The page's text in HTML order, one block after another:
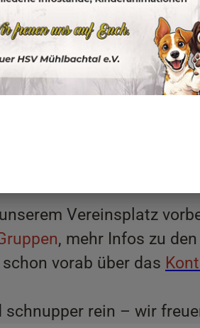
: Barbara
Vereinsplatz
, mehr Infos zu
vorab über das
rein – wir